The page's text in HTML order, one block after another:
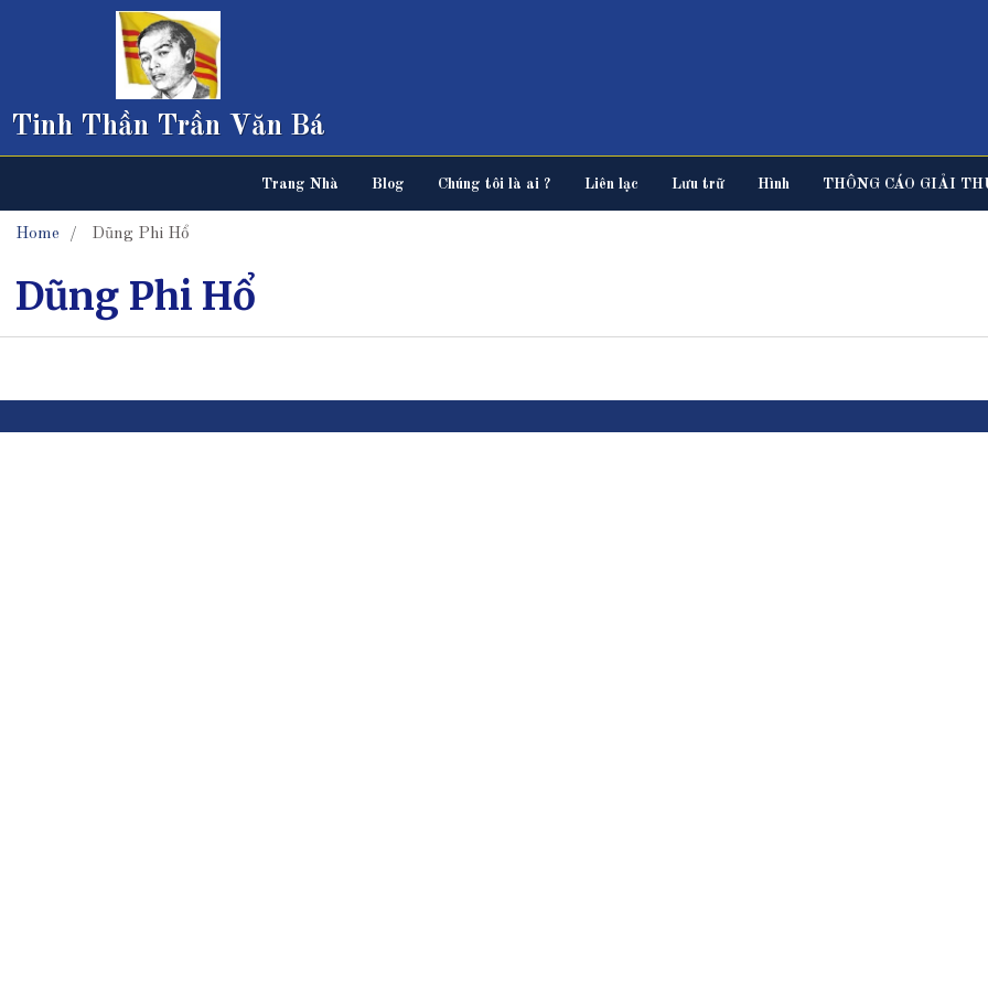
Tinh Thần Trần Văn Bá
Trang Nhà Blog Chúng tôi là ai ? Liên lạc Lưu trữ Hình THÔNG CÁO GIẢI
Home Dũng Phi Hổ
Dũng Phi Hổ